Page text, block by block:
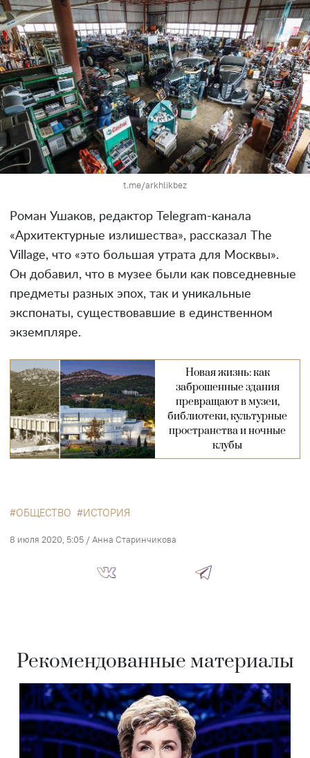
t.me/arkhlikbez
Роман Ушаков, редактор Telegram-канала
«Архитектурные излишества», рассказал The
Village, что «это большая утрата для Москвы».
Он добавил, что в музее были как повседневные
предметы разных эпох, так и уникальные
экспонаты, существовавшие в единственном
экземпляре.
Новая жизнь: как
заброшенные здания
превращают в музеи,
библиотеки, культурные
пространства и ночные
клубы
ОБЩЕСТВО ИСТОРИЯ
8 июля 2020, 5:05 / Анна Старинчикова
Рекомендованные материалы